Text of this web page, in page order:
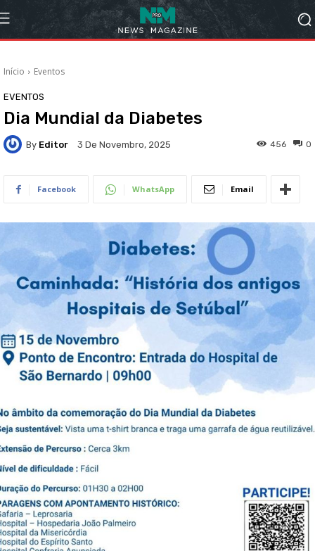
Início Eventos
EVENTOS
Dia Mundial da Diabetes
By Editor 3 De Novembro, 2025 0
456
Facebook WhatsApp Email